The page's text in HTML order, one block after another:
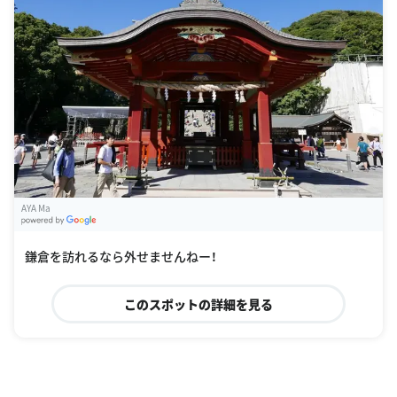
AYA Ma
鎌倉を訪れるなら外せませんねー！
このスポットの詳細を見る